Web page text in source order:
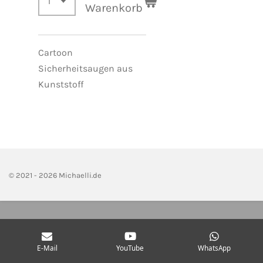
Warenkorb
Cartoon
Sicherheitsaugen aus
Kunststoff
© 2021 - 2026 Michaelli.de
E-Mail YouTube WhatsApp